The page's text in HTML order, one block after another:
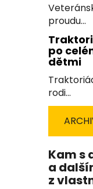
proudu...
po
dětmi
rodi...
Kam s
a
z